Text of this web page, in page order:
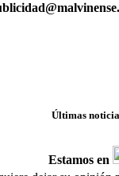
Últimas
Estamos en